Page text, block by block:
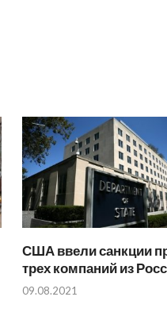
США ввели санкции
трех компаний из
09.08.2021